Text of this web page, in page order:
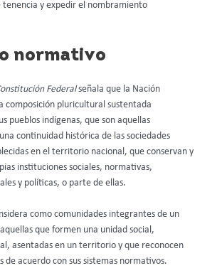
tenencia y expedir el nombramiento
normativo
Federalseñala que la Nación
composición pluricultural sustentada
pueblos indígenas, que son aquellas
continuidad histórica de las sociedades
en el territorio nacional, que conservan y
instituciones sociales, normativas,
y políticas, o parte de ellas.
como comunidades integrantes de un
que formen una unidad social,
asentadas en un territorio y que reconocen
de acuerdo con sus sistemas normativos.